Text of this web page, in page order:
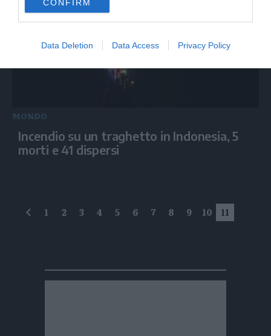
CONFIRM
Data Deletion Data Access Privacy Policy
MONDO
Incendio su un traghetto in Indonesia, 5
morti e 41 dispersi
precedente
1 2 3 4 5 6 7 8 9 10 11